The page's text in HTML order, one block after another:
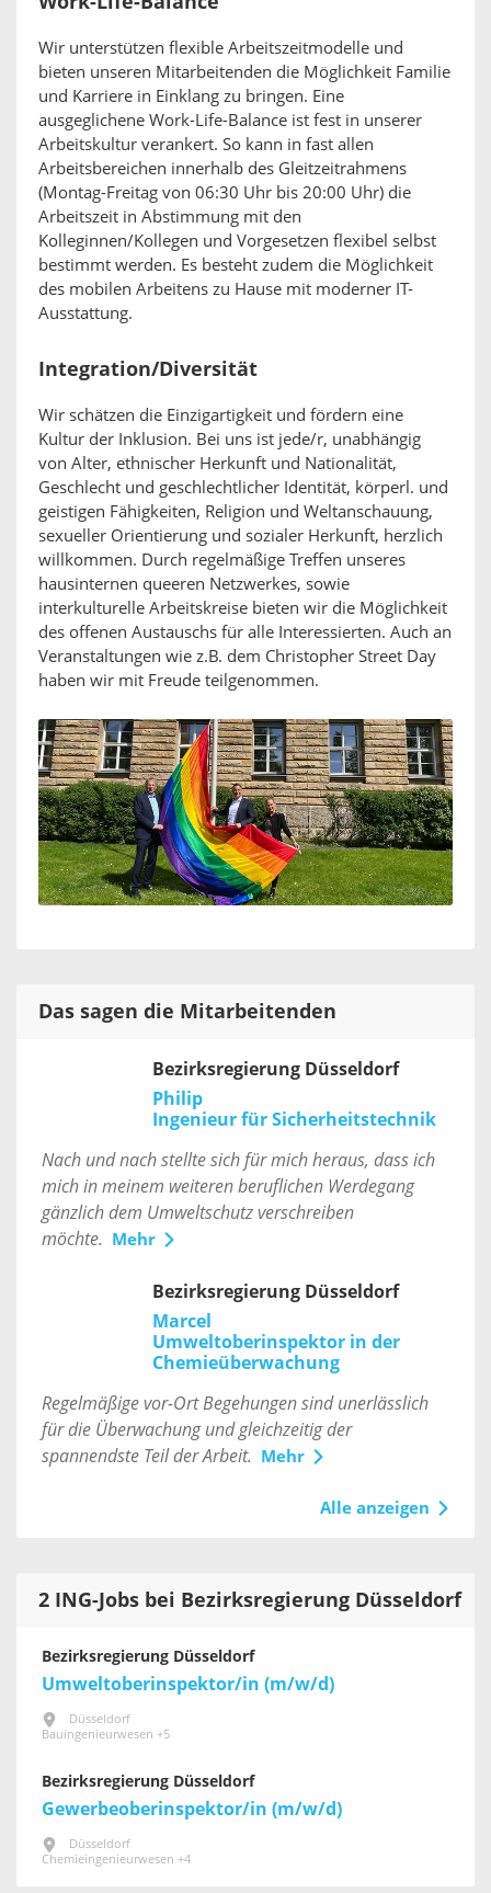
Wir unterstützen flexible Arbeitszeitmodelle und
bieten unseren Mitarbeitenden die Möglichkeit Familie
und Karriere in Einklang zu bringen. Eine
ausgeglichene Work-Life-Balance ist fest in unserer
Arbeitskultur verankert. So kann in fast allen
Arbeitsbereichen innerhalb des Gleitzeitrahmens
(Montag-Freitag von 06:30 Uhr bis 20:00 Uhr) die
Arbeitszeit in Abstimmung mit den
Kolleginnen/Kollegen und Vorgesetzen flexibel selbst
bestimmt werden. Es besteht zudem die Möglichkeit
des mobilen Arbeitens zu Hause mit moderner IT-
Ausstattung.
Integration/Diversität
Wir schätzen die Einzigartigkeit und fördern eine
Kultur der Inklusion. Bei uns ist jede/r, unabhängig
von Alter, ethnischer Herkunft und Nationalität,
Geschlecht und geschlechtlicher Identität, körperl. und
geistigen Fähigkeiten, Religion und Weltanschauung,
sexueller Orientierung und sozialer Herkunft, herzlich
willkommen. Durch regelmäßige Treffen unseres
hausinternen queeren Netzwerkes, sowie
interkulturelle Arbeitskreise bieten wir die Möglichkeit
des offenen Austauschs für alle Interessierten. Auch an
Veranstaltungen wie z.B. dem Christopher Street Day
haben wir mit Freude teilgenommen.
Das sagen die Mitarbeitenden
Bezirksregierung Düsseldorf
Philip
Ingenieur für Sicherheitstechnik
Nach und nach stellte sich für mich heraus, dass ich
mich in meinem weiteren beruflichen Werdegang
gänzlich dem Umweltschutz verschreiben
möchte. Mehr
Bezirksregierung Düsseldorf
Marcel
Umweltoberinspektor in der
Chemieüberwachung
Regelmäßige vor-Ort Begehungen sind unerlässlich
für die Überwachung und gleichzeitig der
spannendste Teil der Arbeit. Mehr
Alle anzeigen
2 ING-Jobs bei Bezirksregierung Düsseldorf
Bezirksregierung Düsseldorf
Umweltoberinspektor/in (m/w/d)
Düsseldorf
Bauingenieurwesen +5
Bezirksregierung Düsseldorf
Gewerbeoberinspektor/in (m/w/d)
Düsseldorf
Chemieingenieurwesen +4